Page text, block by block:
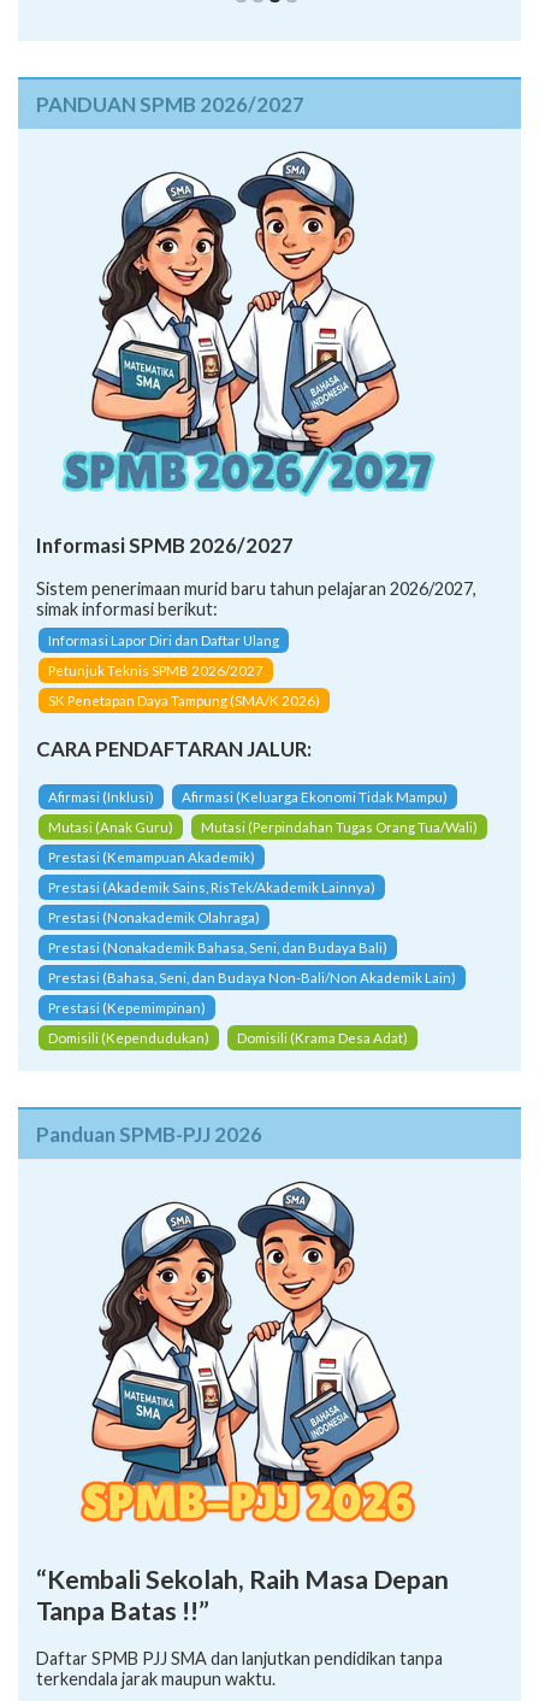
PANDUAN SPMB 2026/2027
Informasi SPMB 2026/2027
Sistem penerimaan murid baru tahun pelajaran 2026/2027,
simak informasi berikut:
Informasi Lapor Diri dan Daftar Ulang
Petunjuk Teknis SPMB 2026/2027
SK Penetapan Daya Tampung (SMA/K 2026)
CARA PENDAFTARAN JALUR:
Afirmasi (Inklusi)
Afirmasi (Keluarga Ekonomi Tidak Mampu)
Mutasi (Anak Guru)
Mutasi (Perpindahan Tugas Orang Tua/Wali)
Prestasi (Kemampuan Akademik)
Prestasi (Akademik Sains, RisTek/Akademik Lainnya)
Prestasi (Nonakademik Olahraga)
Prestasi (Nonakademik Bahasa, Seni, dan Budaya Bali)
Prestasi (Bahasa, Seni, dan Budaya Non-Bali/Non Akademik Lain)
Prestasi (Kepemimpinan)
Domisili (Kependudukan)
Domisili (Krama Desa Adat)
Panduan SPMB-PJJ 2026
“Kembali Sekolah, Raih Masa Depan
Tanpa Batas !!”
Daftar SPMB PJJ SMA dan lanjutkan pendidikan tanpa
terkendala jarak maupun waktu.